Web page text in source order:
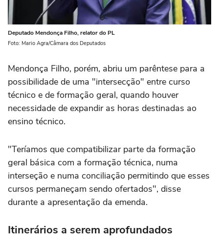
Deputado Mendonça Filho, relator do PL
Foto: Mario Agra/Câmara dos Deputados
Mendonça Filho, porém, abriu um parêntese para a
possibilidade de uma "intersecção" entre curso
técnico e de formação geral, quando houver
necessidade de expandir as horas destinadas ao
ensino técnico.
"Teríamos que compatibilizar parte da formação
geral básica com a formação técnica, numa
interseção e numa conciliação permitindo que esses
cursos permaneçam sendo ofertados", disse
durante a apresentação da emenda.
Itinerários a serem aprofundados